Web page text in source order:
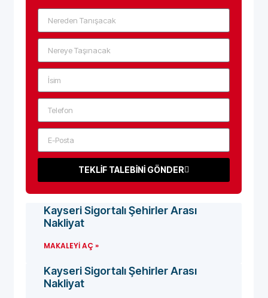
TEKLİF TALEBİNİ GÖNDER
Kayseri Sigortalı Şehirler Arası
Nakliyat
MAKALEYI AÇ »
Kayseri Sigortalı Şehirler Arası
Nakliyat